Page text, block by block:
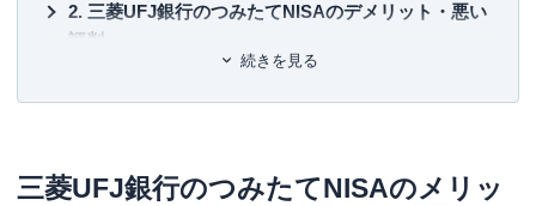
三菱UFJ銀行のつみたてNISAのデメリット・悪い
評判
びたい人にメリットが大きい
続きを見る
三菱UFJ銀行のつみたてNISAのメリッ